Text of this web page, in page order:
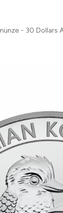
- 30 Dollars